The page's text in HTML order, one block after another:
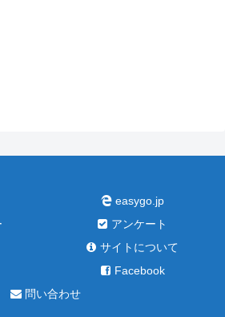
easygo.jp
アンケート
サイトについて
Facebook
問い合わせ